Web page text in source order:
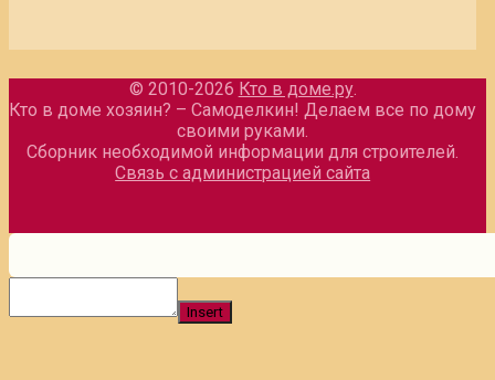
© 2010-2026 Кто в доме.ру.
Кто в доме хозяин? – Самоделкин! Делаем все по дому
своими руками.
Сборник необходимой информации для строителей.
Связь с администрацией сайта
Insert